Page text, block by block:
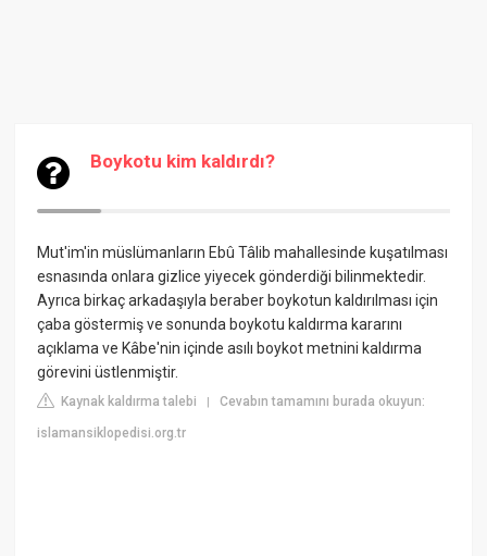
Boykotu kim kaldırdı?
Mut'im'in müslümanların Ebû Tâlib mahallesinde kuşatılması
esnasında onlara gizlice yiyecek gönderdiği bilinmektedir.
Ayrıca birkaç arkadaşıyla beraber boykotun kaldırılması için
çaba göstermiş ve sonunda boykotu kaldırma kararını
açıklama ve Kâbe'nin içinde asılı boykot metnini kaldırma
görevini üstlenmiştir.
Kaynak kaldırma talebi |Cevabın tamamını burada okuyun:
islamansiklopedisi.org.tr